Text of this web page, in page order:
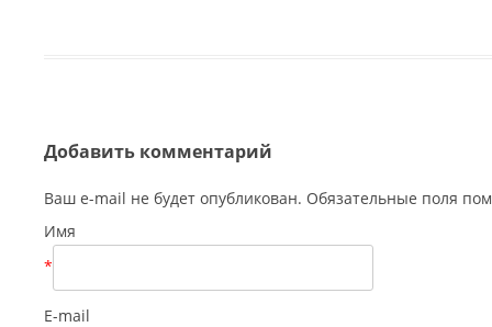
Добавить комментарий
Ваш e-mail не будет опубликован. Обязательные поля
Имя
*
E-mail